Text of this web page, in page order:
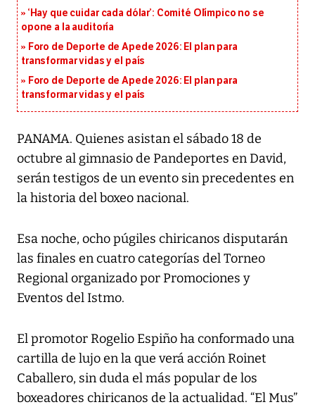
‘Hay que cuidar cada dólar’: Comité Olímpico no se
opone a la auditoría
Foro de Deporte de Apede 2026: El plan para
transformar vidas y el país
Foro de Deporte de Apede 2026: El plan para
transformar vidas y el país
PANAMA. Quienes asistan el sábado 18 de
octubre al gimnasio de Pandeportes en David,
serán testigos de un evento sin precedentes en
la historia del boxeo nacional.
Esa noche, ocho púgiles chiricanos disputarán
las finales en cuatro categorías del Torneo
Regional organizado por Promociones y
Eventos del Istmo.
El promotor Rogelio Espiño ha conformado una
cartilla de lujo en la que verá acción Roinet
Caballero, sin duda el más popular de los
boxeadores chiricanos de la actualidad. “El Mus”